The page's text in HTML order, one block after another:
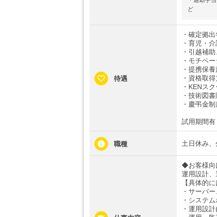
ど
待遇
・確定拠
・育児・
・引越補
・モチベ
・提携保
・資格取
・KENス
・技術図
・慶弔金
試用期間
職種 土日休み
◆お客様向
運用設計
【具体的
・サーバ
・システ
・運用設